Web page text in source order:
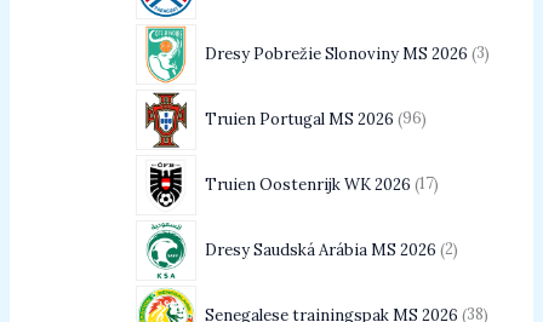
Dresy Pobrežie Slonoviny MS 2026 3
Truien Portugal MS 2026 96
Truien Oostenrijk WK 2026 17
Dresy Saudská Arábia MS 2026 2
Senegalese trainingspak MS 2026 38